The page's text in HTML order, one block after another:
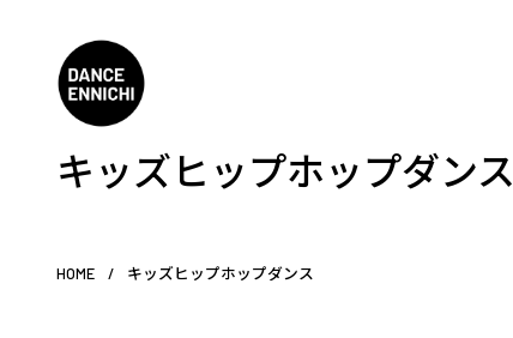
キッズヒップホップダンス
HOME / キッズヒップホップダンス